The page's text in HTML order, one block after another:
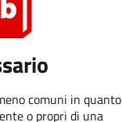
comuni in quanto
o propri di una